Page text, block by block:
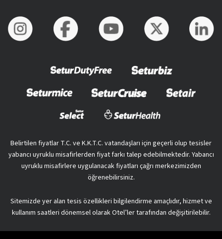
Belirtilen fiyatlar T.C. ve K.K.T.C. vatandaşları için geçerli olup tesisler
yabancı uyruklu misafirlerden fiyat farkı talep edebilmektedir. Yabancı
uyruklu misafirlere uygulanacak fiyatları çağrı merkezimizden
öğrenebilirsiniz.
Sitemizde yer alan tesis özellikleri bilgilendirme amaçlıdır, hizmet ve
kullanım saatleri dönemsel olarak Otel’ler tarafından değişitirilebilir.